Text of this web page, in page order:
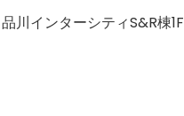
インターシティS&R棟1F